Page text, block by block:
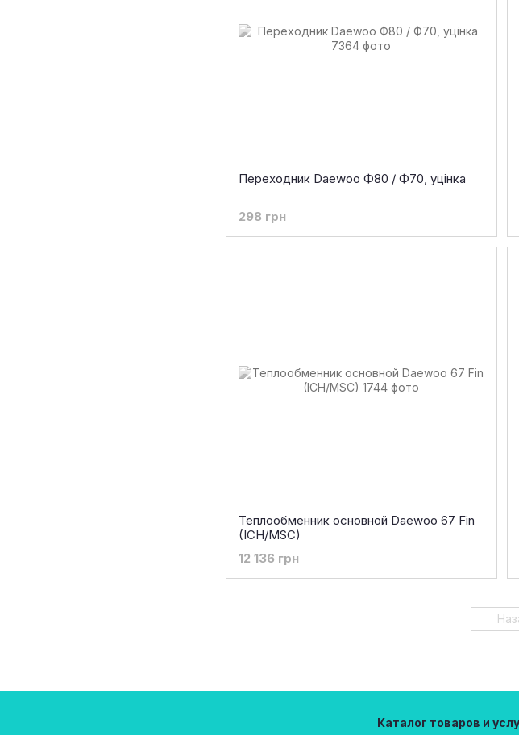
Переходник Daewoo Ф80 / Ф70, уцінка
298 грн
Теплообменник основной Daewoo 67 Fin
(ICH/MSC)
12 136 грн
Каталог товаров и